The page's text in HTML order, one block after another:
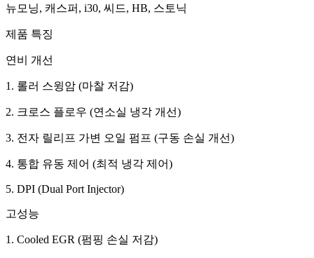
뉴모닝, 캐스퍼, i30, 씨드, HB, 스토닉
제품 특징
연비 개선
1. 롤러 스윙암 (마찰 저감)
2. 크로스 플로우 (연소실 냉각 개선)
3. 전자 릴리프 가변 오일 펌프 (구동 손실 개선)
4. 통합 유동 제어 (최적 냉각 제어)
5. DPI (Dual Port Injector)
고성능
1. Cooled EGR (펌핑 손실 저감)